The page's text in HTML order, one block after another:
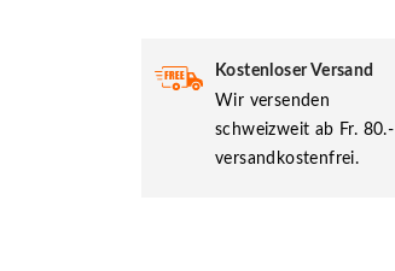
Kostenloser Versand
Wir versenden
schweizweit ab Fr. 80.-
versandkostenfrei.